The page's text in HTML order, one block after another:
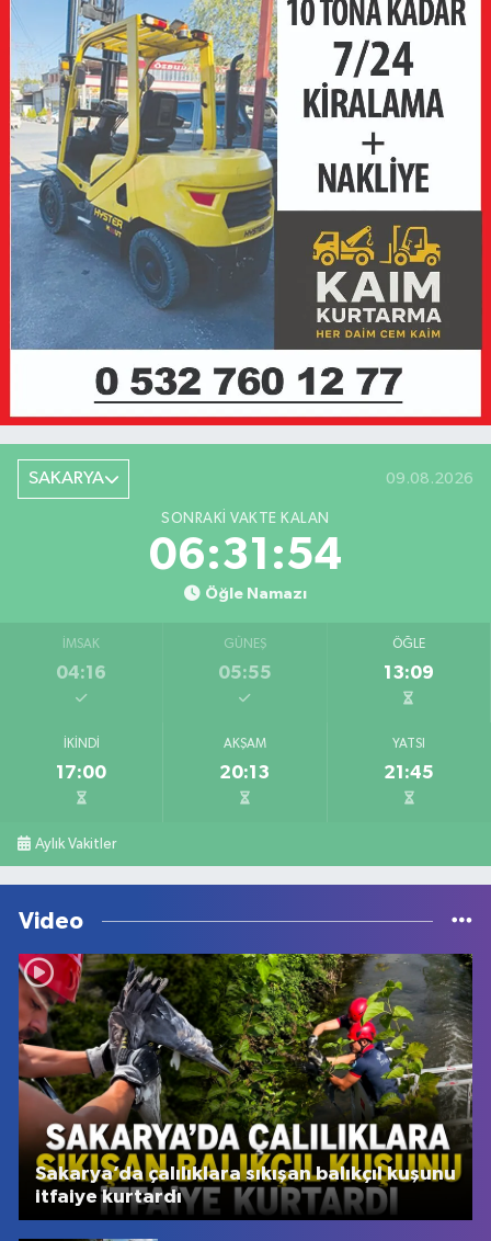
SAKARYA 09.08.2026
SONRAKI VAKTE KALAN
06:31:54
Öğle Namazı
İMSAK
04:16
GÜNEŞ
05:55
ÖĞLE
13:09
İKINDI
17:00
AKŞAM
20:13
YATSI
21:45
Aylık Vakitler
Video
Sakarya’da çalılıklara sıkışan balıkçıl kuşunu
itfaiye kurtardı